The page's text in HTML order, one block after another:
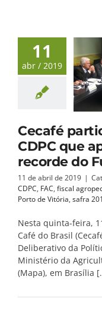
11
abr / 2019
Cecafé
CDPC que
recorde do
11 de abril de 2019 |
CDPC, FAC, fiscal
Porto de Vitória, safra
Nesta quinta-feira,
Café do Brasil
Deliberativo da
Ministério da
(Mapa), em Brasília